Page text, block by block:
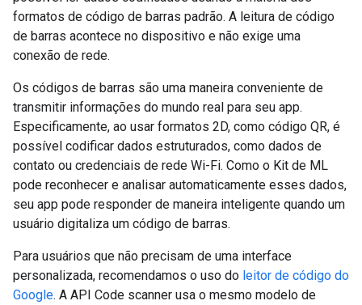
formatos de código de barras padrão. A leitura de código
de barras acontece no dispositivo e não exige uma
conexão de rede.
Os códigos de barras são uma maneira conveniente de
transmitir informações do mundo real para seu app.
Especificamente, ao usar formatos 2D, como código QR, é
possível codificar dados estruturados, como dados de
contato ou credenciais de rede Wi-Fi. Como o Kit de ML
pode reconhecer e analisar automaticamente esses dados,
seu app pode responder de maneira inteligente quando um
usuário digitaliza um código de barras.
Para usuários que não precisam de uma interface
personalizada, recomendamos o uso do leitor de código do
Google. A API Code scanner usa o mesmo modelo de